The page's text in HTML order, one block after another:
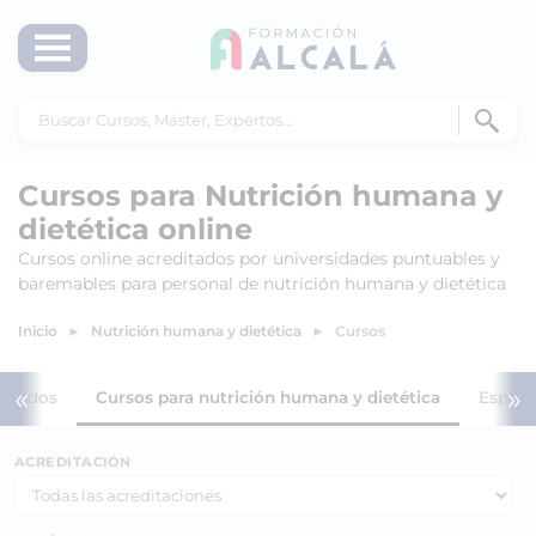
Cursos para Nutrición humana y
dietética online
Cursos online acreditados por universidades puntuables y
baremables para personal de nutrición humana y dietética
Inicio Nutrición humana y dietética Cursos
«
Todos Cursos para nutrición humana y dietética »
ACREDITACIÓN